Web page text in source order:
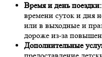
Время и день поездки:
времени суток и дня
или в выходные и
дороже из-за
Дополнительные
предоставление